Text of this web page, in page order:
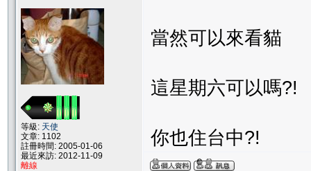
等級: 天使
文章: 1102
註冊時間: 2005-01-06
最近來訪: 2012-11-09
離線
當然可以來看貓
這星期六可以嗎?!
你也住台中?!